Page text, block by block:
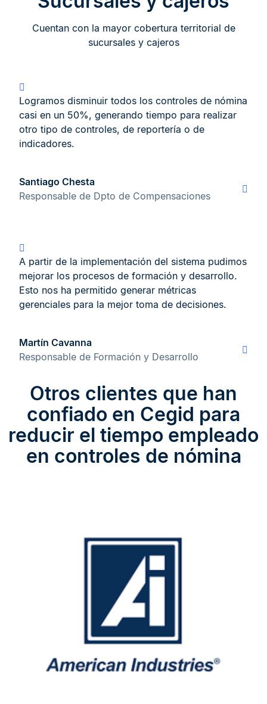
Cuentan con la mayor cobertura territorial de
sucursales y cajeros
Logramos disminuir todos los controles de nómina
casi en un 50%, generando tiempo para realizar
otro tipo de controles, de reportería o de
indicadores.
Santiago Chesta
Responsable de Dpto de Compensaciones
A partir de la implementación del sistema pudimos
mejorar los procesos de formación y desarrollo.
Esto nos ha permitido generar métricas
gerenciales para la mejor toma de decisiones.
Martín Cavanna
Responsable de Formación y Desarrollo
Otros clientes que han
confiado en Cegid para
reducir el tiempo empleado
en controles de nómina